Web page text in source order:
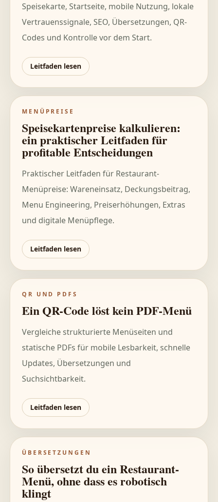
Speisekarte, Startseite, mobile Nutzung, lokale
Vertrauenssignale, SEO, Übersetzungen, QR-
Codes und Kontrolle vor dem Start.
Leitfaden lesen
MENÜPREISE
Speisekartenpreise kalkulieren:
ein praktischer Leitfaden für
profitable Entscheidungen
Praktischer Leitfaden für Restaurant-
Menüpreise: Wareneinsatz, Deckungsbeitrag,
Menu Engineering, Preiserhöhungen, Extras
und digitale Menüpflege.
Leitfaden lesen
QR UND PDFS
Ein QR-Code löst kein PDF-Menü
Vergleiche strukturierte Menüseiten und
statische PDFs für mobile Lesbarkeit, schnelle
Updates, Übersetzungen und
Suchsichtbarkeit.
Leitfaden lesen
ÜBERSETZUNGEN
So übersetzt du ein Restaurant-
Menü, ohne dass es robotisch
klingt